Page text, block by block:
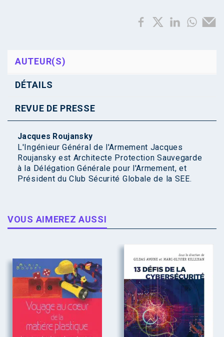
AUTEUR(S)
DÉTAILS
REVUE DE PRESSE
Jacques Roujansky
L'Ingénieur Général de l'Armement Jacques
Roujansky est Architecte Protection Sauvegarde
à la Délégation Générale pour l'Armement, et
Président du Club Sécurité Globale de la SEE.
VOUS AIMEREZ AUSSI